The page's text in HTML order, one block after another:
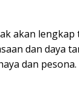
akan
dan daya
dan pesona.